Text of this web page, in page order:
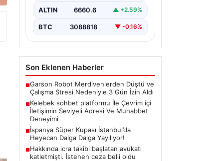
güvenli bir tarzda iletişim
taşımaktadır. Halen birçok…
ALTIN 6660.6 ▲ +2.59%
BTC 3088818 ▼ -0.16%
Son Eklenen Haberler
■Garson Robot Merdivenlerden Düştü ve
Çalışma Stresi Nedeniyle 3 Gün İzin Aldı
■Kelebek sohbet platformu İle Çevrim içi
İletişimin Seviyeli Adresi Ve Muhabbet
Deneyimi
■İspanya Süper Kupası İstanbul’da
Heyecan Dalga Dalga Yayılıyor!
■Hakkında icra takibi başlatan avukatı
katletmişti. İstenen ceza belli oldu